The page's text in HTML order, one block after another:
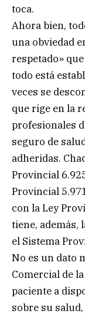
toca.
Ahora bien,
una obviedad
respetado»
todo está
veces se
que rige en la
profesionales
seguro de
adheridas.
Provincial
Provincial
con la Ley
tiene, además,
el Sistema
No es un dato
Comercial de
paciente a
sobre su